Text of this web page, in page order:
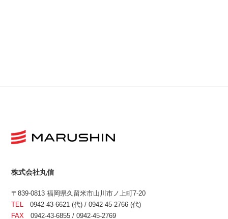
株式会社丸信
〒839-0813 福岡県久留米市山川市ノ上町7-20
TEL 0942-43-6621 (代) / 0942-45-2766 (代)
FAX 0942-43-6855 / 0942-45-2769